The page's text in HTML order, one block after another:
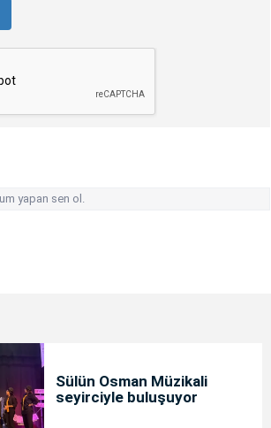
yapan sen ol.
Sülün Osman Müzikali
seyirciyle buluşuyor